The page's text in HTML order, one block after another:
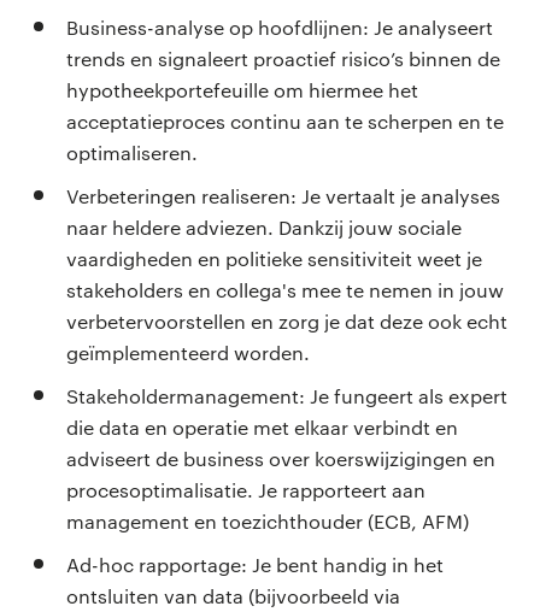
Business-analyse op hoofdlijnen: Je analyseert
trends en signaleert proactief risico’s binnen de
hypotheekportefeuille om hiermee het
acceptatieproces continu aan te scherpen en te
optimaliseren.
Verbeteringen realiseren: Je vertaalt je analyses
naar heldere adviezen. Dankzij jouw sociale
vaardigheden en politieke sensitiviteit weet je
stakeholders en collega's mee te nemen in jouw
verbetervoorstellen en zorg je dat deze ook echt
geïmplementeerd worden.
Stakeholdermanagement: Je fungeert als expert
die data en operatie met elkaar verbindt en
adviseert de business over koerswijzigingen en
procesoptimalisatie. Je rapporteert aan
management en toezichthouder (ECB, AFM)
Ad-hoc rapportage: Je bent handig in het
ontsluiten van data (bijvoorbeeld via